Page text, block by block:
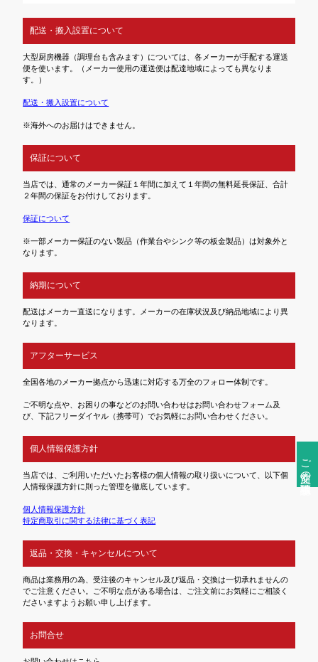
ご注文前の確認事項
配送・搬入設置について
大型厨房機器（調理台も含みます）については、各メーカーが手配する運送
便を使います。（メーカー使用の運送便は配達地域によっても異なりま
す。）
配送・搬入設置について
※海外へのお届けはできません。
保証について
当店では、通常のメーカー保証１年間に加えて１年間の無料延長保証、合計
２年間の保証をお付けしております。
保証について
※一部メーカー保証のない製品（作業台やシンク等の板金製品）は対象外と
なります。
納期について
配送はメーカー直送になります。メーカーの在庫状況及び納品地域により異
なります。
アフターサービス
全国各地のメーカー拠点から迅速に対応する万全のフォロー体制です。
ご不明な点や、お困りの事などのお問い合わせはお問い合わせフォーム及
び、下記フリーダイヤル（携帯可）でお気軽にお問い合わせください。
個人情報保護方針
当店では、ご利用いただいたお客様の個人情報の取り扱いについて、以下個
人情報保護方針に則った管理を徹底しています。
個人情報保護方針
特定商取引に関する法律に基づく表記
返品・交換・キャンセルについて
商品は業務用の為、受注後のキャンセル及び返品・交換は一切承れませんの
でご注意ください。ご不明な点がある場合は、ご注文前にお気軽にご相談く
ださいますようお願い申し上げます。
お問合せ